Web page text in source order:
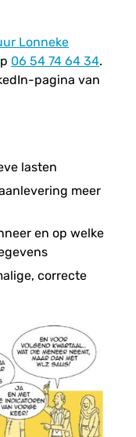
Lonneke
06 54 74 64 34.
pagina van
lasten
meer
en op welke
correcte